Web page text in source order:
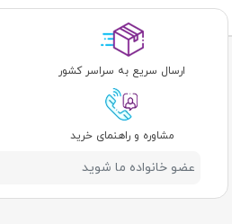
ارسال سریع به سراسر کشور
مشاوره و راهنمای خرید